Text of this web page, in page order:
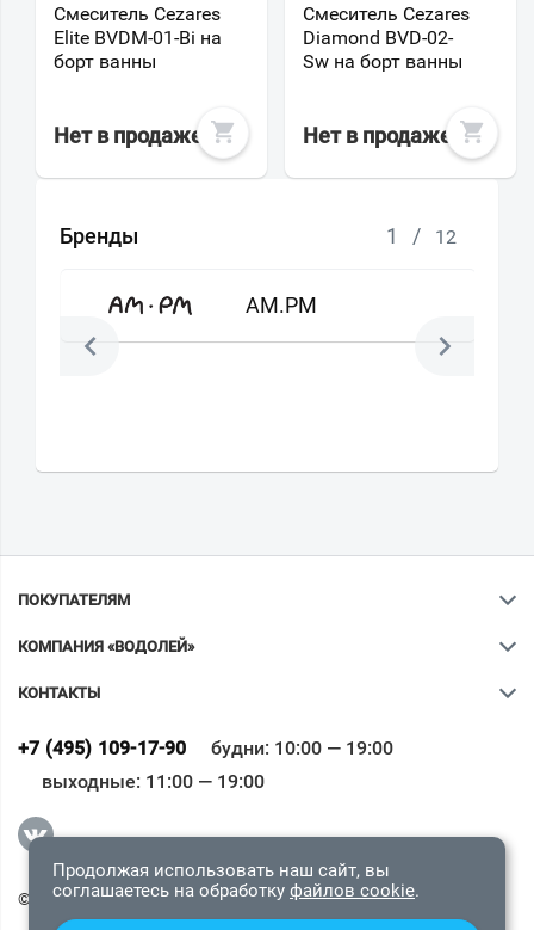
Смеситель Cezares
Elite BVDM-01-Bi на
борт ванны
Нет в продаже
Смеситель Cezares
Diamond BVD-02-
Sw на борт ванны
Нет в продаже
Бренды 1 / 12
AM.PM
ПОКУПАТЕЛЯМ
КОМПАНИЯ «ВОДОЛЕЙ»
КОНТАКТЫ
+7 (495) 109-17-90
будни: 10:00 — 19:00
выходные: 11:00 — 19:00
© 2009-2026 «Водолей Онлайн». Все права защищены.
Всё верно
Продолжая использовать наш сайт, вы
соглашаетесь на обработку файлов cookie.